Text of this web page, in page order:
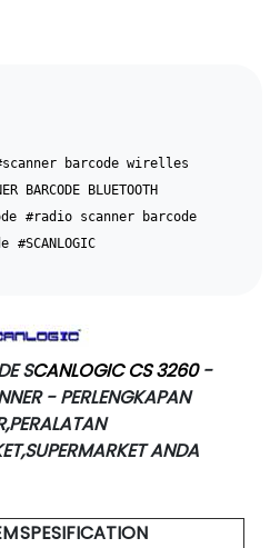
barcode wirelles
BARCODE BLUETOOTH
#radio scanner barcode
#SCANLOGIC
SCANLOGIC CS 3260-
- PERLENGKAPAN
ANDA
SPESIFICATION